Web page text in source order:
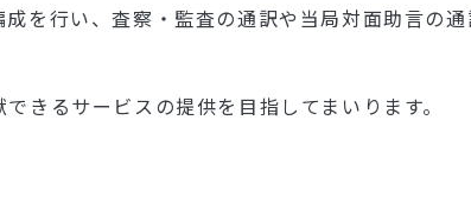
を行い、査察・監査の通訳や当局対面助言の
きるサービスの提供を目指してまいります。